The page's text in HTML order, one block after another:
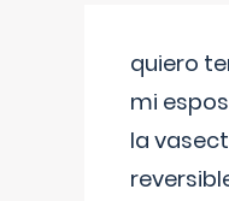
quiero
mi
la